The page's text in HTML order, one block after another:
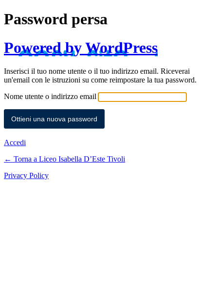
Password persa
Powered by WordPress
Inserisci il tuo nome utente o il tuo indirizzo email. Riceverai
un'email con le istruzioni su come reimpostare la tua password.
Nome utente o indirizzo email
Accedi
← Torna a Liceo Isabella D’Este Tivoli
Privacy Policy